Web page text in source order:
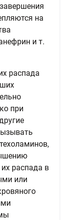
на
и т.
распада
при
распада в
или